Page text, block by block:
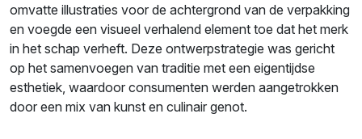
omvatte illustraties voor de achtergrond van de verpakking
en voegde een visueel verhalend element toe dat het merk
in het schap verheft. Deze ontwerpstrategie was gericht
op het samenvoegen van traditie met een eigentijdse
esthetiek, waardoor consumenten werden aangetrokken
door een mix van kunst en culinair genot.